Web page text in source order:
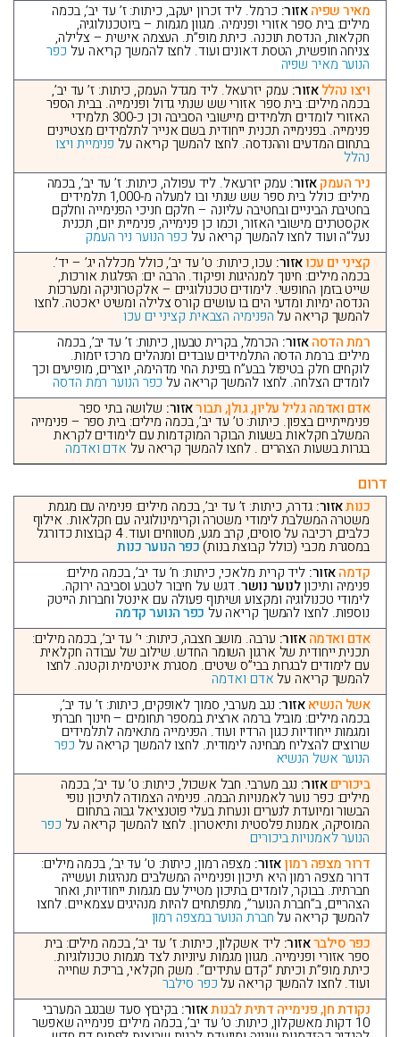
מאיר שפיהאזור: כרמל. ליד זכרון יעקב, כיתות: ז’ עד יב’, בכמה
מילים: בית ספר אזורי ופנימיה. מגוון מגמות – ביוטכנולוגיה,
חקלאות, הנדסת תוכנה. כיתת מופ”ת. העצמה אישית – צלילה,
צניחה חופשית, הטסת דאונים ועוד. לחצו להמשך קריאה על כפר
הנוער מאיר שפיה
ויצו נהללאזור: עמק יזרעאל. ליד מגדל העמק, כיתות: ז’ עד יב’,
בכמה מילים: בית ספר אזורי שש שנתי גדול ופנימייה. בבית הספר
האזורי לומדים תלמידים מיישובי הסביבה וכן כ-300 תלמידי
פנימייה. בפנימייה תכנית ייחודית בשם אנייר לתלמידים מצטיינים
בתחום המדעים וההנדסה. לחצו להמשך קריאה על פנימיית ויצו
נהלל
ניר העמקאזור: עמק יזרעאל. ליד עפולה, כיתות: ז’ עד יב’, בכמה
מילים: כולל בית ספר שש שנתי ובו למעלה מ-1,000 תלמידים
בחטיבת הביניים ובחטיבה עליונה – חלקם חניכי הפנימייה וחלקם
אקסטרנים מישובי האזור, וכמו כן פנימייה, פנימיית יום, תכנית
נעל”ה ועוד לחצו להמשך קריאה על כפר הנוער ניר העמק
קציני ים עכואזור: עכו, כיתות: ט’ עד יב’, כולל מכללה יג’ – יד’.
בכמה מילים: חינוך למנהיגות ופיקוד. הרבה ים: הפלגות אורכות,
שייט בזמן החופשי. לימודים טכנולוגיים – אלקטרוניקה ומערכות
הנדסה ימיות ומדעי הים בו עושים קורס צלילה ומשיט יאכטה. לחצו
להמשך קריאה עלהפנימיה הצבאית קציני ים עכו
רמת הדסהאזור: הכרמל, בקרית טבעון, כיתות: ז’ עד יב’, בכמה
מילים: ברמת הדסה התלמידים עובדים ומנהלים מרכז יזמות.
לוקחים חלק בטיפול בבע”ח בפינת החי מדהימה, יוצרים, מופיעים וכך
לומדים הצלחה. לחצו להמשך קריאה על כפר הנוער רמת הדסה
אדם ואדמה גליל עליון, גולן, תבוראזור: שלושה בתי ספר
פנימייתיים בצפון. כיתות: ט’ עד יב’, בכמה מילים: בית ספר – פנימייה
המשלב חקלאות בשעות הבוקר המוקדמות עם לימודים לקראת
בגרות בשעות הצהרים . לחצו להמשך קריאה על אדם ואדמה
דרום
כנותאזור: גדרה, כיתות: ז’ עד יב’, בכמה מילים: פנימיה עם מגמת
משטרה המשלבת לימודי משטרה וקרימינולוגיה עם חקלאות. אילוף
כלבים, רכיבה על סוסים, קרב מגע, מטווחים ועוד. 4 קבוצות כדורגל
במסגרת מכבי (כולל קבוצת בנות) כפר הנוער כנות
קדמהאזור: ליד קרית מלאכי, כיתות: ח’ עד יב’, בכמה מילים:
פנימיה ותיכוןלנוער נושר. דגש על חיבור לטבע וסביבה ירוקה.
לימודי טכנולוגיה ומקצוע ושיתוף פעולה עם אינטל וחברות הייטק
נוספות. לחצו להמשך קריאה על כפר הנוער קדמה
אדם ואדמהאזור: ערבה. מושב חצבה, כיתות: י’ עד יב’, בכמה מילים:
תכנית ייחודית של ארגון השומר החדש. שילוב של עבודה חקלאית
עם לימודים לבגרות בבי”ס שיטים. מסגרת אינטימית וקטנה. לחצו
להמשך קריאה עלאדם ואדמה
אשל הנשיאאזור: נגב מערבי, סמוך לאופקים, כיתות: ז’ עד יב’,
בכמה מילים: מוביל ברמה ארצית במספר תחומים – חינוך חברתי
ומגמות ייחודיות כגון הרדיו ועוד. הפנימייה מתאימה לתלמידים
שרוצים להצליח מבחינה לימודית. לחצו להמשך קריאה על כפר
הנוער אשל הנשיא
ביכוריםאזור: נגב מערבי. חבל אשכול, כיתות: ט’ עד יב’, בכמה
מילים: כפר נוער לאמנויות הבמה. פנימיה הצמודה לתיכון נופי
הבשור ומיועדת לנערים ונערות בעלי פוטנציאל גבוה בתחום
המוסיקה, אמנות פלסטית ותיאטרון. לחצו להמשך קריאה על כפר
הנוער לאמנויות ביכורים
דרור מצפה רמוןאזור: מצפה רמון, כיתות: ט’ עד יב’, בכמה מילים:
דרור מצפה רמון היא תיכון ופנימייה המשלבים מנהיגות ועשייה
חברתית. בבוקר, לומדים בתיכון מטייל עם מגמות ייחודיות, ואחר
הצהריים, ב”חברת הנוער”, מתפתחים להיות מנהיגים עצמאיים. לחצו
להמשך קריאה עלחברת הנוער במצפה רמון
כפר סילבראזור: ליד אשקלון, כיתות: ז’ עד יב’, בכמה מילים: בית
ספר אזורי ופנימייה. מגוון מגמות עיוניות לצד מגמות טכנולוגיות.
כיתת מופ”ת וכיתת “קדם עתידים”. משק חקלאי, בריכת שחייה
ועוד. לחצו להמשך קריאה עלכפר סילבר
נקודת חן, פנימייה דתית לבנותאזור: בקיבוץ סעד שבנגב המערבי
10 דקות מאשקלון, כיתות: ט’ עד יב’, בכמה מילים: פנימייה שאפשר